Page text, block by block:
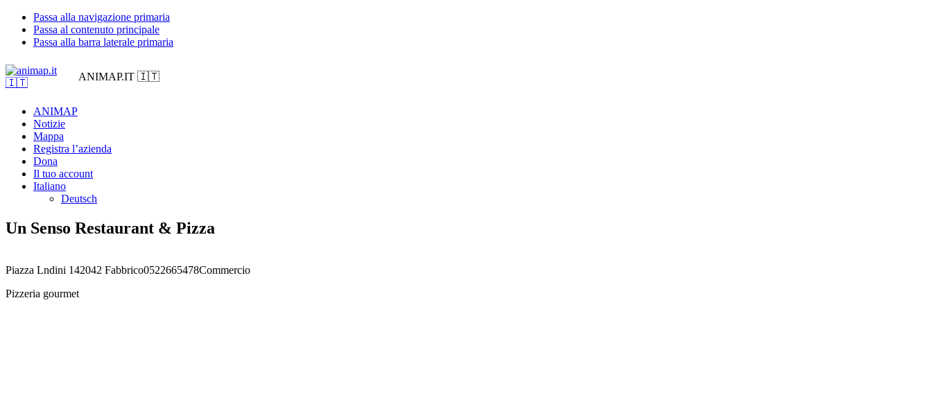
Passa alla navigazione primaria
Passa al contenuto principale
Passa alla barra laterale primaria
ANIMAP.IT 🇮🇹
ANIMAP
Notizie
Mappa
Registra l’azienda
Dona
Il tuo account
Italiano
Deutsch
Un Senso Restaurant & Pizza
Piazza Lndini 142042 Fabbrico0522665478Commercio
Pizzeria gourmet